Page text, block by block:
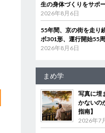
生の身体づくりをサポ
2026年8月6日
55年間、京の街を走
ボ301形、運行開始55
2026年8月6日
まめ学
写真に埋
かないの
指南】
2026年7